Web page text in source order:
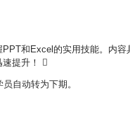
PPT和Excel的实用技能。内容
提升！ 
自动转为下期。